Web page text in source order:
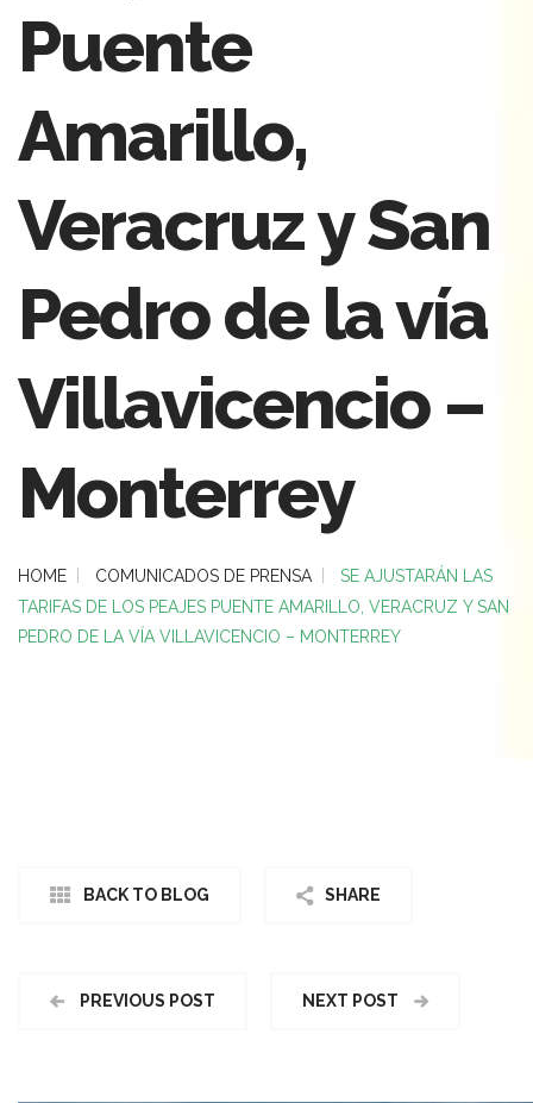
Puente
Amarillo,
Veracruz y San
Pedro de la vía
Villavicencio –
Monterrey
HOME COMUNICADOS DE PRENSA
SE AJUSTARÁN LAS
TARIFAS DE LOS PEAJES PUENTE AMARILLO, VERACRUZ Y SAN
PEDRO DE LA VÍA VILLAVICENCIO – MONTERREY
BACK TO BLOG SHARE
PREVIOUS POST NEXT POST